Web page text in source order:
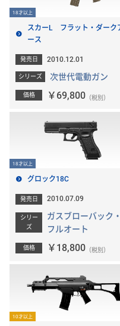
18才以上
スカーL フラット・ダーク
ース
発売日 2010.12.01
シリーズ 次世代電動ガン
価格 ￥69,800 （税別）
18才以上
グロック18C
発売日 2010.07.09
シリー
ズ
ガスブローバック・
フルオート
価格 ￥18,800 （税別）
10才以上